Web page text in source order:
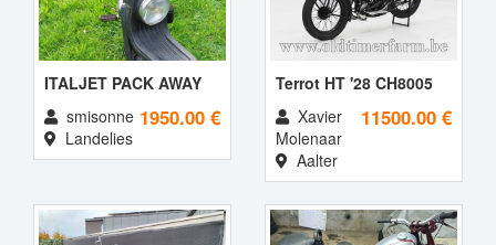
ITALJET PACK AWAY
1950.00 €
smisonne
Landelies
Terrot HT '28 CH8005
11500.00 €
Xavier
Molenaar
Aalter